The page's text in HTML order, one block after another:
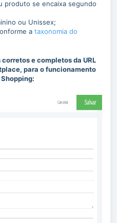
produto se encaixa segundo
ou Unissex;
a taxonomia do
e completos da URL
para o funcionamento